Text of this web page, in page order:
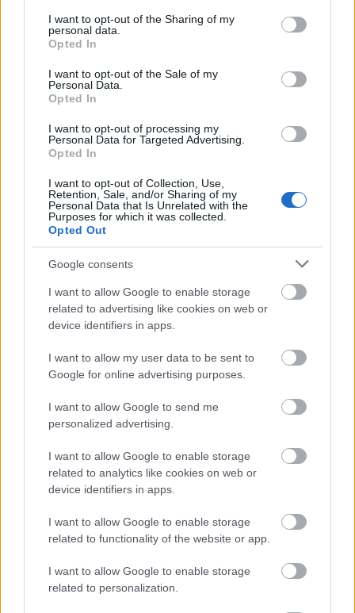
not limited to your visit or usage behaviour. You may click to
grant or deny consent to Google and its third-party tags to
use your data for below specified purposes in below Google
consent section.
I want to opt-out of the Sharing of my
personal data.
Opted In
I want to opt-out of the Sale of my
Personal Data.
Opted In
I want to opt-out of processing my
Personal Data for Targeted Advertising.
Opted In
I want to opt-out of Collection, Use,
Retention, Sale, and/or Sharing of my
Personal Data that Is Unrelated with the
Purposes for which it was collected.
Opted Out
Google consents
I want to allow Google to enable storage
related to advertising like cookies on web or
device identifiers in apps.
I want to allow my user data to be sent to
Google for online advertising purposes.
I want to allow Google to send me
personalized advertising.
I want to allow Google to enable storage
related to analytics like cookies on web or
device identifiers in apps.
I want to allow Google to enable storage
related to functionality of the website or app.
I want to allow Google to enable storage
related to personalization.
Történelmi táj, amelynek minden köve mesél –
megújul a tatai Angolkert
A projekt részeként megújulnak a területen található
műemlékek, köztük a különleges Műromok, valamint a közeli
Várkanyarban álló Nepomuki Szent János híd és szobor is.
M1 bővítés: már zajlik a teljesen új
Bicske Kelet csomópont építése
csomópont épül Angyalföldön
Másfélszeresére bővítik
Hódmezővásárhely jó hírű református
Látványos építési szakasz indult be a
Flórián téri felüljárón